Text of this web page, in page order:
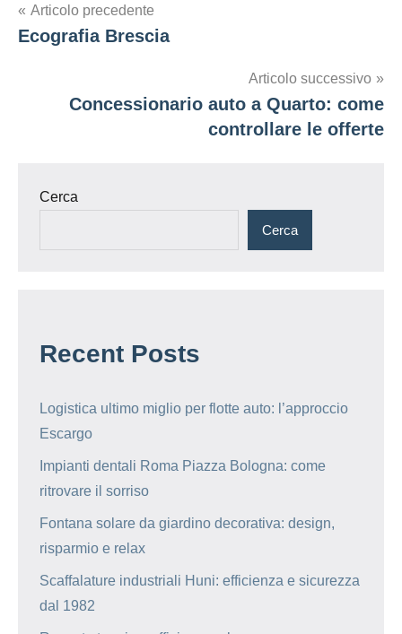
Navigazione
articoli
Articolo precedente
Ecografia Brescia
Articolo successivo
Concessionario auto a Quarto: come
controllare le offerte
Cerca
Cerca
Recent Posts
Logistica ultimo miglio per flotte auto: l’approccio
Escargo
Impianti dentali Roma Piazza Bologna: come
ritrovare il sorriso
Fontana solare da giardino decorativa: design,
risparmio e relax
Scaffalature industriali Huni: efficienza e sicurezza
dal 1982